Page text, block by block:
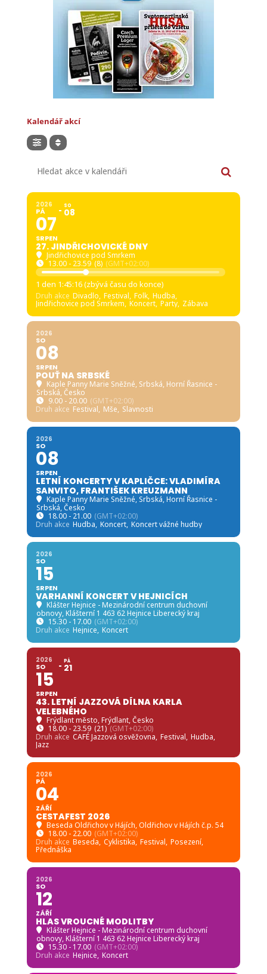
Kalendář akcí
2026
PÁ
07
SRPEN
SO
08
27. JINDŘICHOVICKÉ DNY
Jindřichovice pod Smrkem
13.00 - 23.59 (8) (GMT+02:00)
1 den 1:45:15 (zbývá času do konce)
Druh akce Divadlo, Festival, Folk, Hudba,
Jindřichovice pod Smrkem, Koncert, Party, Zábava
2026
SO
08
SRPEN
POUŤ NA SRBSKÉ
Kaple Panny Marie Sněžné, Srbská, Horní Řasnice -
Srbská, Česko
9.00 - 20.00 (GMT+02:00)
Druh akce Festival, Mše, Slavnosti
2026
SO
08
SRPEN
LETNÍ KONCERTY V KAPLIČCE: VLADIMÍRA
SANVITO, FRANTIŠEK KREUZMANN
Kaple Panny Marie Sněžné, Srbská, Horní Řasnice -
Srbská, Česko
18.00 - 21.00 (GMT+02:00)
Druh akce Hudba, Koncert, Koncert vážné hudby
2026
SO
15
SRPEN
VARHANNÍ KONCERT V HEJNICÍCH
Klášter Hejnice - Mezinárodní centrum duchovní
obnovy, Klášterní 1 463 62 Hejnice Liberecký kraj
15.30 - 17.00 (GMT+02:00)
Druh akce Hejnice, Koncert
2026
SO
15
SRPEN
PÁ
21
43. LETNÍ JAZZOVÁ DÍLNA KARLA
VELEBNÉHO
Frýdlant město, Frýdlant, Česko
18.00 - 23.59 (21) (GMT+02:00)
Druh akce CAFÉ Jazzová osvěžovna, Festival, Hudba,
Jazz
2026
PÁ
04
ZÁŘÍ
CESTAFEST 2026
Beseda Oldřichov v Hájích, Oldřichov v Hájích č.p. 54
18.00 - 22.00 (GMT+02:00)
Druh akce Beseda, Cyklistika, Festival, Posezení,
Přednáška
2026
SO
12
ZÁŘÍ
HLAS VROUCNÉ MODLITBY
Klášter Hejnice - Mezinárodní centrum duchovní
obnovy, Klášterní 1 463 62 Hejnice Liberecký kraj
15.30 - 17.00 (GMT+02:00)
Druh akce Hejnice, Koncert